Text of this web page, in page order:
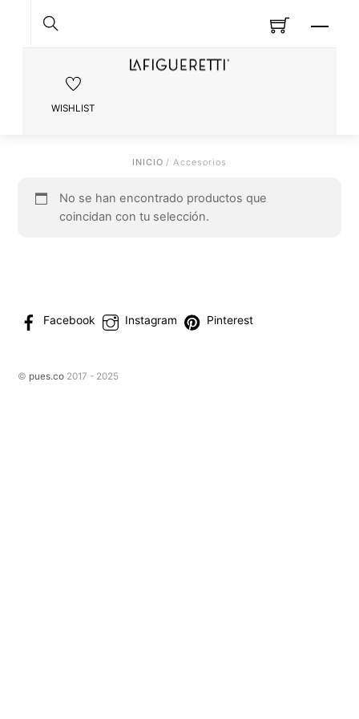
WISHLIST
INICIO / Accesorios
No se han encontrado productos que
coincidan con tu selección.
Facebook Instagram Pinterest
© pues.co 2017 - 2025